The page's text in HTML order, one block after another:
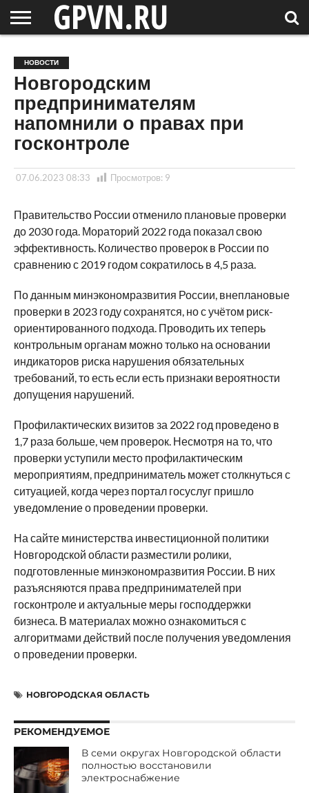
ОБЛАСТЬ
НОВОСТИ
СОСЕДЕЙ
РОССИЯ
/ МИР
СПЕЦПРОЕКТЫ
БЛОГ
СТАТЬИ
ФОТОРЕПОРТАЖИ
ИНТЕРВЬЮ
ОБЪЕКТЫ
ПОДБОРКИ
НОВОСТИ
Новгородским
предпринимателям
напомнили о правах при
госконтроле
07.06.2023 08:33 Просмотров: 9
Правительство России отменило плановые проверки
до 2030 года. Мораторий 2022 года показал свою
эффективность. Количество проверок в России по
сравнению с 2019 годом сократилось в 4,5 раза.
По данным минэкономразвития России, внеплановые
проверки в 2023 году сохранятся, но с учётом риск-
ориентированного подхода. Проводить их теперь
контрольным органам можно только на основании
индикаторов риска нарушения обязательных
требований, то есть если есть признаки вероятности
допущения нарушений.
Профилактических визитов за 2022 год проведено в
1,7 раза больше, чем проверок. Несмотря на то, что
проверки уступили место профилактическим
мероприятиям, предприниматель может столкнуться с
ситуацией, когда через портал госуслуг пришло
уведомление о проведении проверки.
На сайте министерства инвестиционной политики
Новгородской области разместили ролики,
подготовленные минэкономразвития России. В них
разъясняются права предпринимателей при
госконтроле и актуальные меры господдержки
бизнеса. В материалах можно ознакомиться с
алгоритмами действий после получения уведомления
о проведении проверки.
НОВГОРОДСКАЯ ОБЛАСТЬ
РЕКОМЕНДУЕМОЕ
В семи округах Новгородской области
полностью восстановили
электроснабжение